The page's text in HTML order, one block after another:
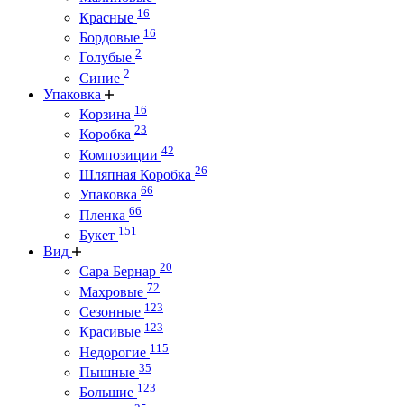
Красные 16
Бордовые 16
Голубые 2
Синие 2
Упаковка
Корзина 16
Коробка 23
Композиции 42
Шляпная Коробка 26
Упаковка 66
Пленка 66
Букет 151
Вид
Сара Бернар 20
Махровые 72
Сезонные 123
Красивые 123
Недорогие 115
Пышные 35
Большие 123